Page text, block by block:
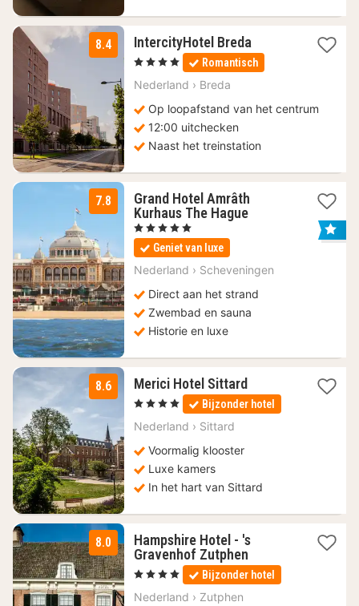
8.4 IntercityHotel Breda2
nachten
vanaf
, 4 Sterren Romantisch
Nederland › Breda
Op loopafstand van het centrum
12:00 uitchecken
Naast het treinstation
7.8
Grand Hotel Amrâth
Kurhaus The Hague1
€
, 5 Sterren
Geniet van luxe
Nederland › Scheveningen
Direct aan het strand
Zwembad en sauna
Historie en luxe
8.6 Merici Hotel Sittard1
nacht
vanaf
, 4 Sterren Bijzonder hotel
Nederland › Sittard
Voormalig klooster
Luxe kamers
In het hart van Sittard
8.0
Hampshire Hotel - 's
Gravenhof Zutphen1
nacht
vanaf
, 4 Sterren Bijzonder hotel
Nederland › Zutphen